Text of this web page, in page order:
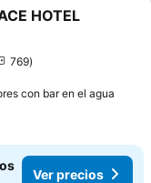
favoritos
HOTEL
769
con bar en el agua
Ver precios